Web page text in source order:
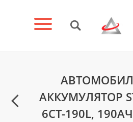
АККУМУЛЯТОР
6СТ-190L,